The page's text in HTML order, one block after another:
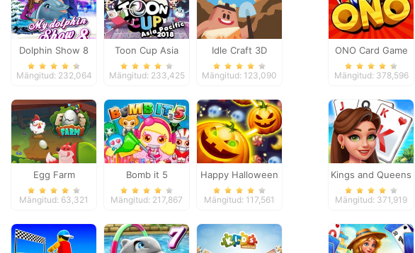
Dolphin Show 8
Mängitud: 232,064
Toon Cup Asia
Pacific 2018
Mängitud: 233,425
Idle Craft 3D
Mängitud: 123,090
Egg Farm
Mängitud: 63,321
Bomb it 5
Mängitud: 217,867
Happy Halloween
Mängitud: 117,561
ONO Card Game
Mängitud: 378,596
Kings and Queens
Solitaire Tripeaks
Mängitud: 371,919